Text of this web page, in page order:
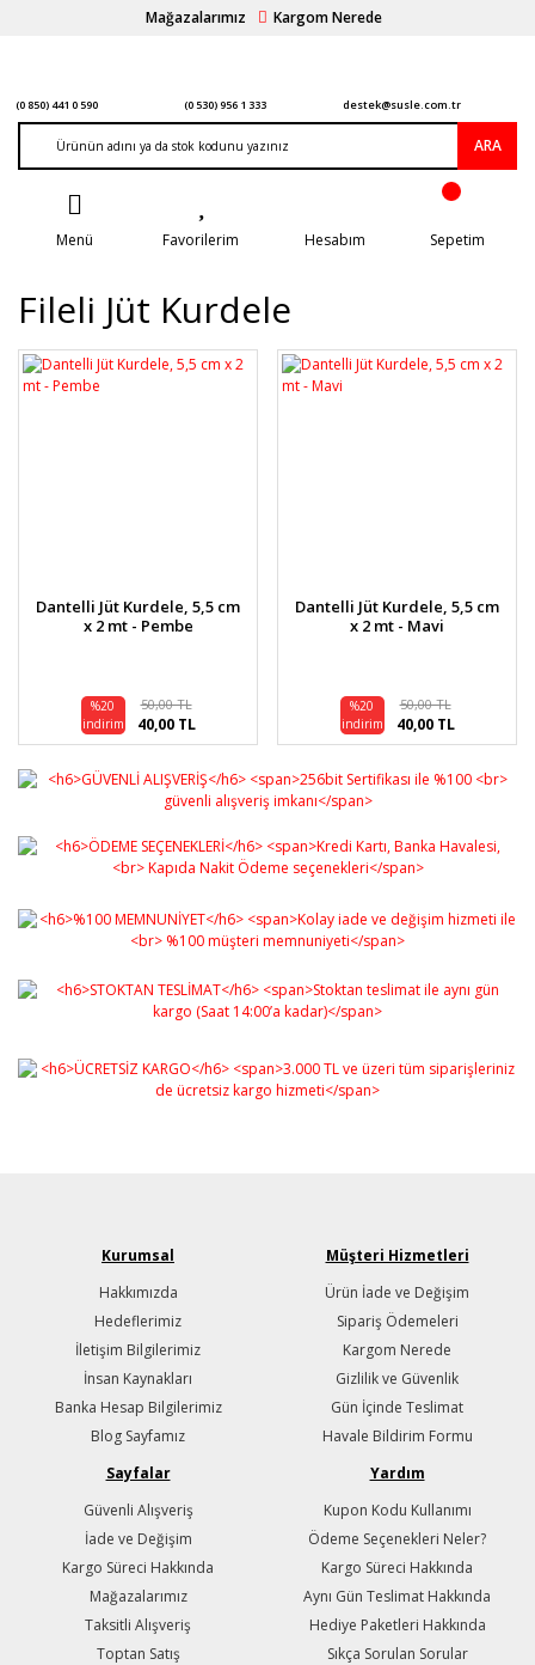
Mağazalarımız Kargom Nerede
(0 850) 441 0 590 (0 530) 956 1 333 destek@susle.com.tr
ARA
Menü Favorilerim Hesabım Sepetim
Fileli Jüt Kurdele
Dantelli Jüt Kurdele, 5,5 cm
x 2 mt - Pembe
%20
indirim
50,00 TL
40,00 TL
Dantelli Jüt Kurdele, 5,5 cm
x 2 mt - Mavi
%20
indirim
50,00 TL
40,00 TL
Kurumsal
Hakkımızda
Hedeflerimiz
İletişim Bilgilerimiz
İnsan Kaynakları
Banka Hesap Bilgilerimiz
Blog Sayfamız
Müşteri Hizmetleri
Ürün İade ve Değişim
Sipariş Ödemeleri
Kargom Nerede
Gizlilik ve Güvenlik
Gün İçinde Teslimat
Havale Bildirim Formu
Sayfalar
Güvenli Alışveriş
İade ve Değişim
Kargo Süreci Hakkında
Mağazalarımız
Taksitli Alışveriş
Toptan Satış
Yardım
Kupon Kodu Kullanımı
Ödeme Seçenekleri Neler?
Kargo Süreci Hakkında
Aynı Gün Teslimat Hakkında
Hediye Paketleri Hakkında
Sıkça Sorulan Sorular